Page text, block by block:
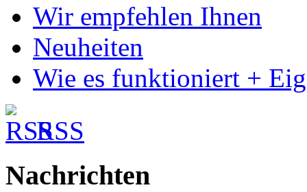
Wir empfehlen Ihnen
Neuheiten
Wie es funktioniert +
RSS
Nachrichten